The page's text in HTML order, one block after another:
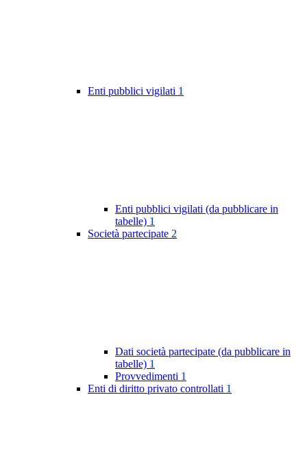
Enti pubblici vigilati 1
Enti pubblici vigilati (da pubblicare in
tabelle) 1
Società partecipate 2
Dati società partecipate (da pubblicare in
tabelle) 1
Provvedimenti 1
Enti di diritto privato controllati 1